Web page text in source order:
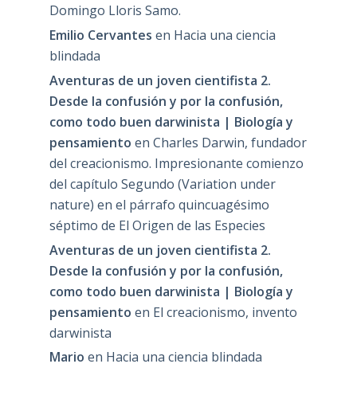
Domingo Lloris Samo.
Emilio Cervantes en Hacia una ciencia
blindada
Aventuras de un joven cientifista 2.
Desde la confusión y por la confusión,
como todo buen darwinista | Biología y
pensamiento en Charles Darwin, fundador
del creacionismo. Impresionante comienzo
del capítulo Segundo (Variation under
nature) en el párrafo quincuagésimo
séptimo de El Origen de las Especies
Aventuras de un joven cientifista 2.
Desde la confusión y por la confusión,
como todo buen darwinista | Biología y
pensamiento en El creacionismo, invento
darwinista
Mario en Hacia una ciencia blindada